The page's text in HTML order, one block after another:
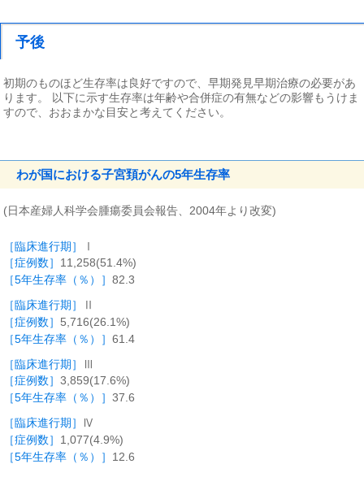
予後
初期のものほど生存率は良好ですので、早期発見早期治療の必要があ
ります。 以下に示す生存率は年齢や合併症の有無などの影響もうけま
すので、おおまかな目安と考えてください。
わが国における子宮頚がんの5年生存率
(日本産婦人科学会腫瘍委員会報告、2004年より改変)
Ⅰ
11,258(51.4%)
82.3
Ⅱ
5,716(26.1%)
61.4
Ⅲ
3,859(17.6%)
37.6
Ⅳ
1,077(4.9%)
12.6